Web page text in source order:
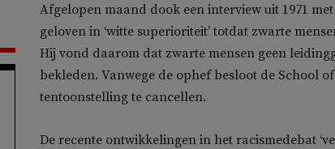
Afgelopen maand dook een interview uit 1971 met
geloven in ‘witte superioriteit’ totdat zwarte
Hij vond daarom dat zwarte mensen geen
bekleden. Vanwege de ophef besloot de School
tentoonstelling te cancellen.
De recente ontwikkelingen in het racismedebat